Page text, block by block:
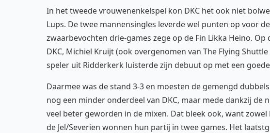
In het tweede vrouwenenkelspel kon DKC het ook niet
Lups. De twee mannensingles leverde wel punten op voor
zwaarbevochten drie-games zege op de Fin Likka Heino.
DKC, Michiel Kruijt (ook overgenomen van The Flying
speler uit Ridderkerk luisterde zijn debuut op met een
Daarmee was de stand 3-3 en moesten de gemengd
nog een minder onderdeel van DKC, maar mede dankzij de
veel beter geworden in de mixen. Dat bleek ook, want
de Jel/Severien wonnen hun partij in twee games. Het